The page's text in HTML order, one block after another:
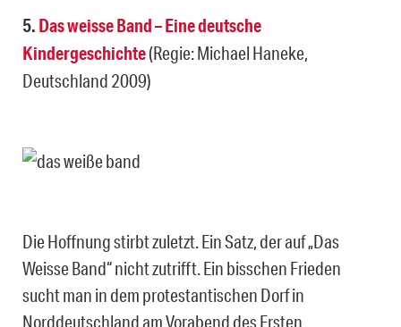
5. Das weisse Band – Eine deutsche
Kindergeschichte(Regie: Michael Haneke,
Deutschland 2009)
Die Hoffnung stirbt zuletzt. Ein Satz, der auf „Das
Weisse Band“ nicht zutrifft. Ein bisschen Frieden
sucht man in dem protestantischen Dorf in
Norddeutschland am Vorabend des Ersten